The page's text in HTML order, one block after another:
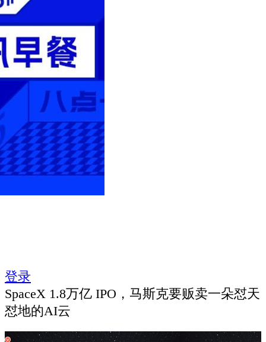
登录
SpaceX 1.8万亿 IPO，马斯克要贩卖一朵怼天
怼地的AI云